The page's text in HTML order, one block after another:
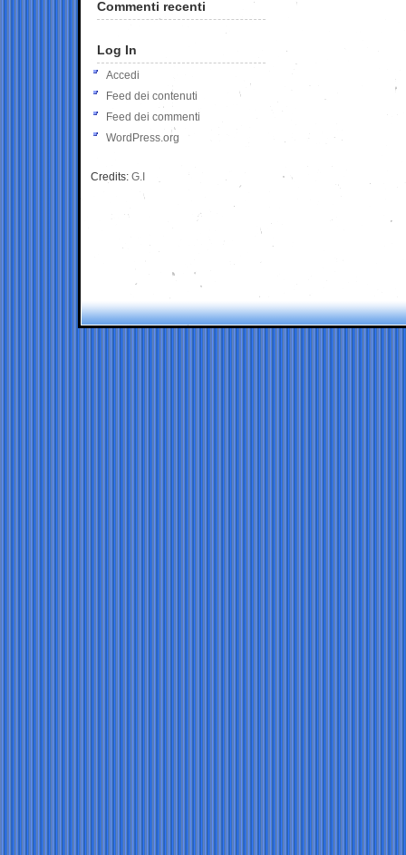
Commenti recenti
Log In
Accedi
Feed dei contenuti
Feed dei commenti
WordPress.org
Credits: G.I